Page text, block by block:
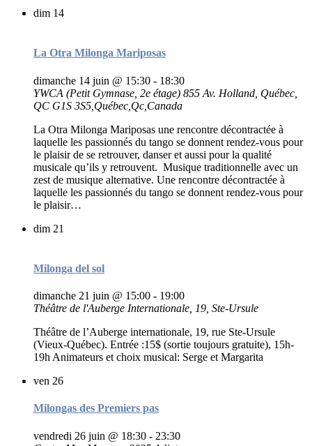
dim 14
La Otra Milonga Mariposas
dimanche 14 juin @ 15:30 - 18:30
YWCA (Petit Gymnase, 2e étage) 855 Av. Holland, Québec,
QC G1S 3S5,Québec,Qc,Canada
La Otra Milonga Mariposas une rencontre décontractée à
laquelle les passionnés du tango se donnent rendez-vous pour
le plaisir de se retrouver, danser et aussi pour la qualité
musicale qu’ils y retrouvent. Musique traditionnelle avec un
zest de musique alternative. Une rencontre décontractée à
laquelle les passionnés du tango se donnent rendez-vous pour
le plaisir…
dim 21
Milonga del sol
dimanche 21 juin @ 15:00 - 19:00
Théâtre de l'Auberge Internationale, 19, Ste-Ursule
Théâtre de l’Auberge internationale, 19, rue Ste-Ursule
(Vieux-Québec). Entrée :15$ (sortie toujours gratuite), 15h-
19h Animateurs et choix musical: Serge et Margarita
ven 26
Milongas des Premiers pas
vendredi 26 juin @ 18:30 - 23:30